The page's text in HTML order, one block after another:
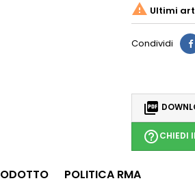
 Ultimi
Condividi

help_outlineCHIEDI
POLITICA RMA